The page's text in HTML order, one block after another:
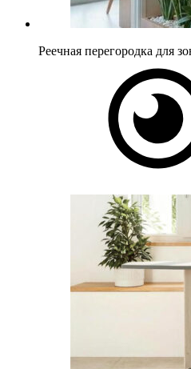
Реечная перегородка для